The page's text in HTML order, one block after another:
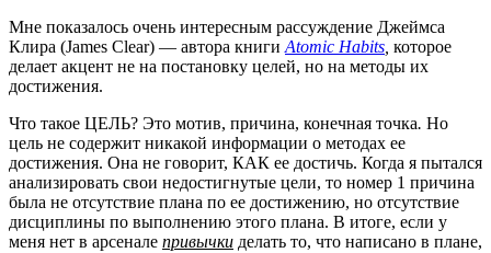
Мне показалось очень интересным рассуждение Джеймса
Клира (James Clear) — автора книги Atomic Habits которое
делает акцент не на постановку целей, но на методы их
достижения.
Что такое ЦЕЛЬ? Это мотив, причина, конечная точка. Но
цель не содержит никакой информации о методах ее
достижения. Она не говорит, КАК ее достичь. Когда я пытался
анализировать свои недостигнутые цели, то номер 1 причина
была не отсутствие плана по ее достижению, но отсутствие
дисциплины по выполнению этого плана. В итоге, если у
меня нет в арсенале привычки делать то, что написано в плане,